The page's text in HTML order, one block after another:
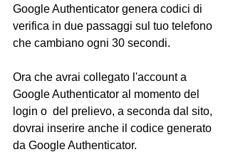
Google Authenticator genera codici di
verifica in due passaggi sul tuo telefono
che cambiano ogni 30 secondi.
Ora che avrai collegato l'account a
Google Authenticator al momento del
login o  del prelievo, a seconda dal sito,
dovrai inserire anche il codice generato
da Google Authenticator.